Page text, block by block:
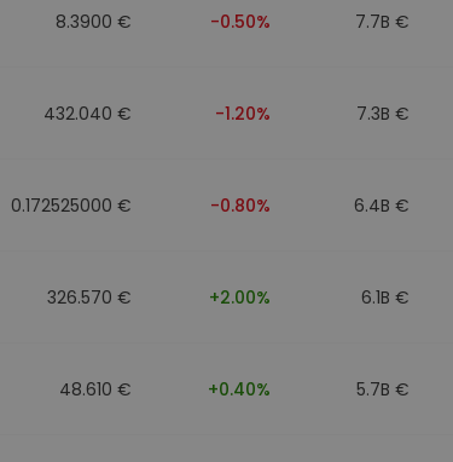
8.3900 € -0.50% 7.7B €
432.040 € -1.20% 7.3B €
0.172525000 € -0.80% 6.4B €
326.570 € +2.00% 6.1B €
48.610 € +0.40% 5.7B €